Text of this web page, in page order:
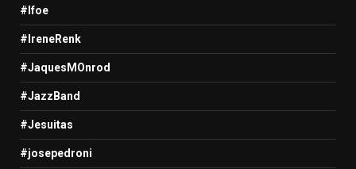
#Ifoe
#IreneRenk
#JaquesMOnrod
#JazzBand
#Jesuitas
#josepedroni